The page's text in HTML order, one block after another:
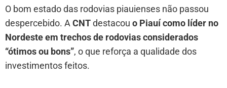
O bom estado das rodovias piauienses não passou
despercebido. A CNTdestacou o Piauí como líder no
Nordeste em trechos de rodovias considerados
“ótimos ou bons”, o que reforça a qualidade dos
investimentos feitos.